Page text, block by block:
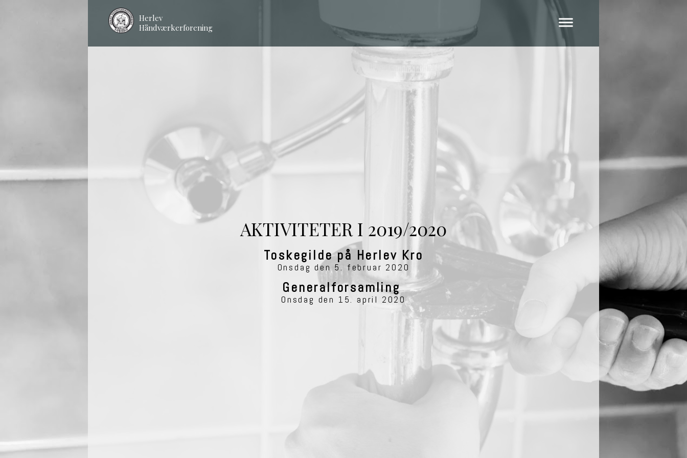
Herlev
Håndværkerforening
AKTIVITETER I 2019/2020
Toskegilde på Herlev Kro
Onsdag den 5. februar 2020
Generalforsamling
Onsdag den 15. april 2020